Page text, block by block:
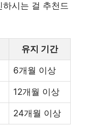
시는 걸 추천드
유지 기간
6개월 이상
12개월 이상
24개월 이상